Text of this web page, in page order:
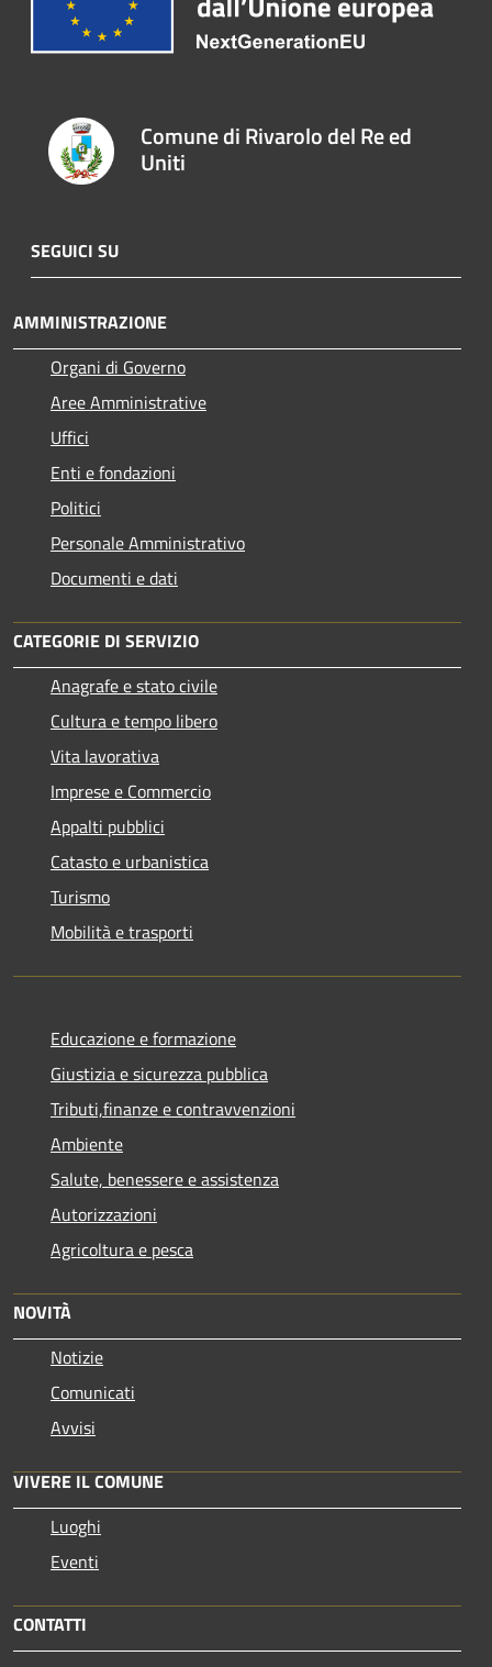
Comune di Rivarolo del Re ed
Uniti
SEGUICI SU
AMMINISTRAZIONE
Organi di Governo
Aree Amministrative
Uffici
Enti e fondazioni
Politici
Personale Amministrativo
Documenti e dati
CATEGORIE DI SERVIZIO
Anagrafe e stato civile
Cultura e tempo libero
Vita lavorativa
Imprese e Commercio
Appalti pubblici
Catasto e urbanistica
Turismo
Mobilità e trasporti
Educazione e formazione
Giustizia e sicurezza pubblica
Tributi,finanze e contravvenzioni
Ambiente
Salute, benessere e assistenza
Autorizzazioni
Agricoltura e pesca
NOVITÀ
Notizie
Comunicati
Avvisi
VIVERE IL COMUNE
Luoghi
Eventi
CONTATTI